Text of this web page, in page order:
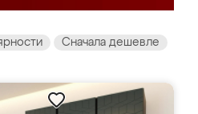
Сначала дешевле